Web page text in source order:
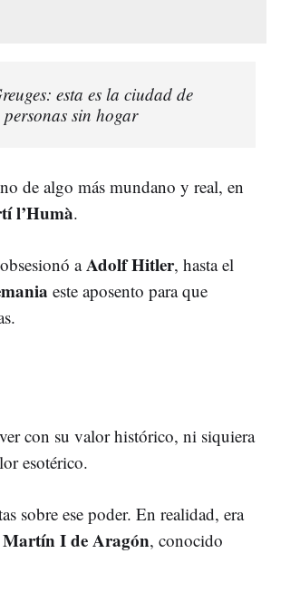
esta es la ciudad de
sin hogar
de algo más mundano y real, en
l’Humà.
aAdolf Hitler, hasta el
este aposento para que
con su valor histórico, ni siquiera
esotérico.
sobre ese poder. En realidad, era
Martín I de Aragón, conocido